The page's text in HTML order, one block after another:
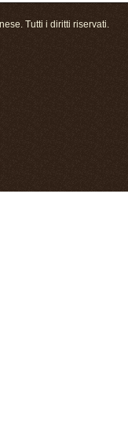
Tutti i diritti riservati.